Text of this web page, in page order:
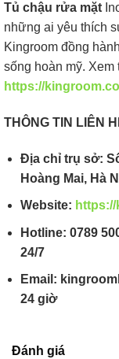
Tủ chậu rửa mặt
những ai yêu thích
Kingroom đồng
sống hoàn mỹ. Xem
https://
THÔNG TIN LIÊN
Địa chỉ trụ sở:
Hoàng Mai, Hà
Website:
Hotline: 0789
24/7
Email:
24 giờ
Đánh giá